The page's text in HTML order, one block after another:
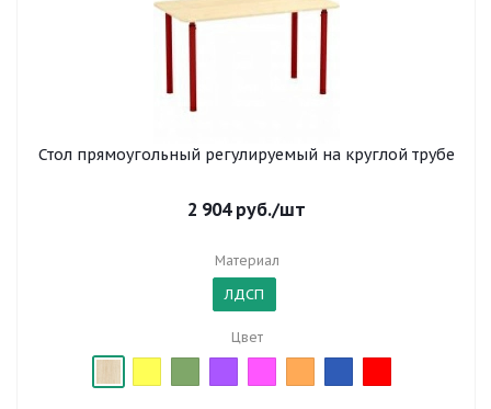
Стол прямоугольный регулируемый на круглой трубе
2 904руб./шт
Материал
ЛДСП
Цвет